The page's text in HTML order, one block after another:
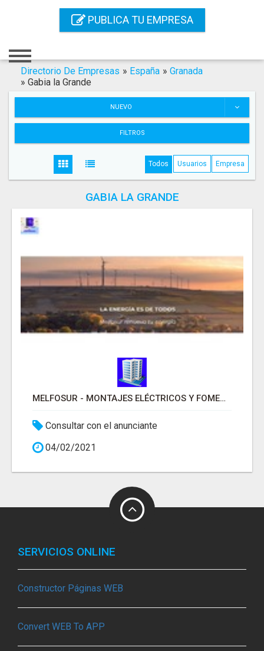
PUBLICA TU EMPRESA
Registro
Contacto
Servicios Online
Publica Tu Empresa
Directorio De Empresas » España » Granada
» Gabia la Grande
NUEVO
FILTROS
Todos Usuarios Empresa
GABIA LA GRANDE
MELFOSUR - MONTAJES ELÉCTRICOS Y FOMENTOS DEL SUR
Consultar con el anunciante
04/02/2021
SERVICIOS ONLINE
Constructor Páginas WEB
Convert WEB To APP